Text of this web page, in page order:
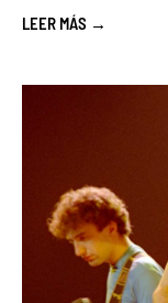
LEER MÁS →